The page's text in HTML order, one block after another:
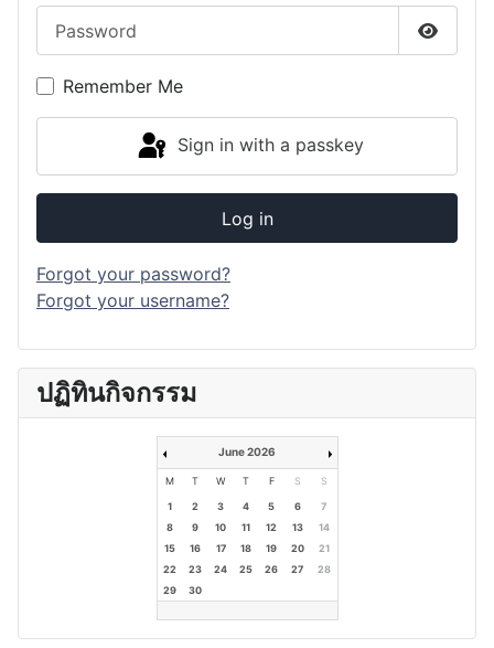
Show
Remember Me
Sign in with a passkey
Log in
Forgot your password?
Forgot your username?
ปฏิทินกิจกรรม
June 2026
M T W T F S S
1 2 3 4 5 6
7
8
9 10 11 12 13
14
15
16 17 18 19 20
21
22
23 24 25 26 27
28
29
30